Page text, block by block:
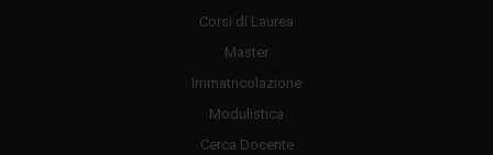
Corsi di Laurea
Master
Immatricolazione
Modulistica
Cerca Docente